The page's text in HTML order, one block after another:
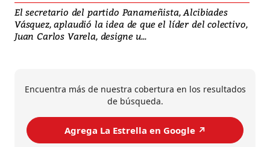
El secretario del partido Panameñista, Alcibiades
Vásquez, aplaudió la idea de que el líder del colectivo,
Juan Carlos Varela, designe u...
Encuentra más de nuestra cobertura en los resultados
de búsqueda.
Agrega La Estrella en Google ↗️